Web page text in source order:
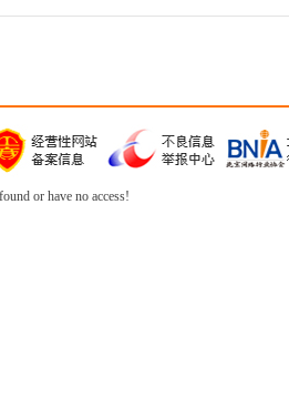
or have no access!